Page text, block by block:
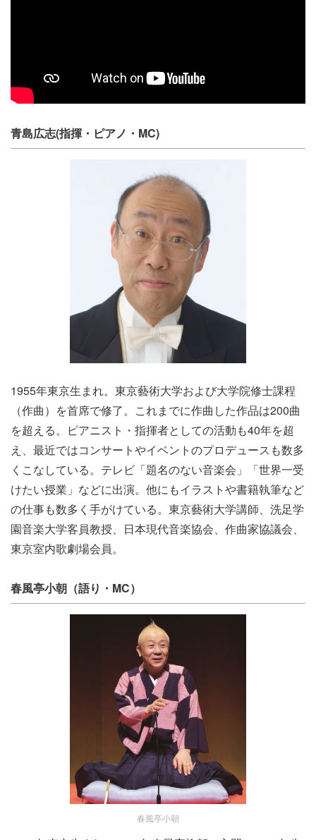
青島広志(指揮・ピアノ・MC)
1955年東京生まれ。東京藝術大学および大学院修士課程
（作曲）を首席で修了。これまでに作曲した作品は200曲
を超える。ピアニスト・指揮者としての活動も40年を超
え、最近ではコンサートやイベントのプロデュースも数多
くこなしている。テレビ「題名のない音楽会」「世界一受
けたい授業」などに出演。他にもイラストや書籍執筆など
の仕事も数多く手がけている。東京藝術大学講師、洗足学
園音楽大学客員教授、日本現代音楽協会、作曲家協議会、
東京室内歌劇場会員。
春風亭小朝（語り・MC）
春風亭小朝